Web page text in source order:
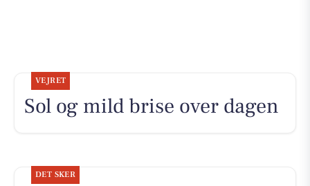
VEJRET
Sol og mild brise over dagen
DET SKER